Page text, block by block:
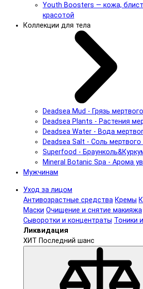
Youth Boosters — кожа,
красотой
Коллекции для тела
Deadsea Mud - Грязь
Deadsea Plants - Растения
Deadsea Water - Вода
Deadsea Salt - Соль
Superfood -
Mineral Botanic Spa - Арома
Мужчинам
Уход за лицом
Антивозрастные средства Кремы
Маски Очищение и снятие макияжа
Сыворотки и концентраты Тоники
Ликвидация
ХИТ Последний шанс